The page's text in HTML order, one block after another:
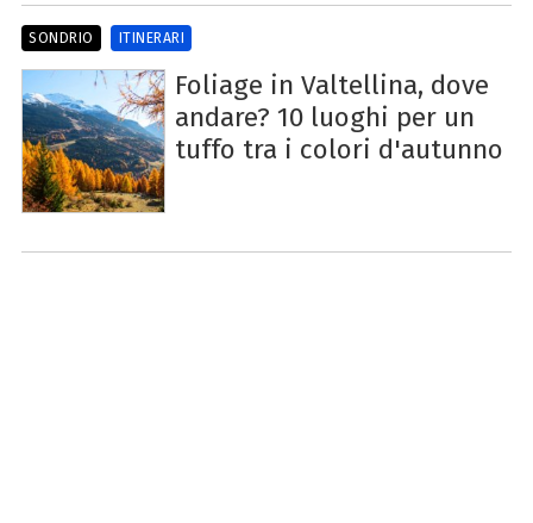
Foliage in Valtellina, dove
andare? 10 luoghi per un
tuffo tra i colori d'autunno
SONDRIO ITINERARI